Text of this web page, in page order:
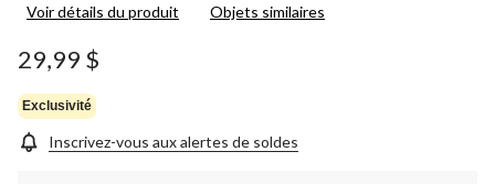
pour
page.
Voir détails du produit Objets similaires
29,99 $
Exclusivité
Inscrivez-vous aux alertes de soldes